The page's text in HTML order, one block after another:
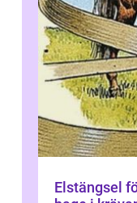
Elstängsel för